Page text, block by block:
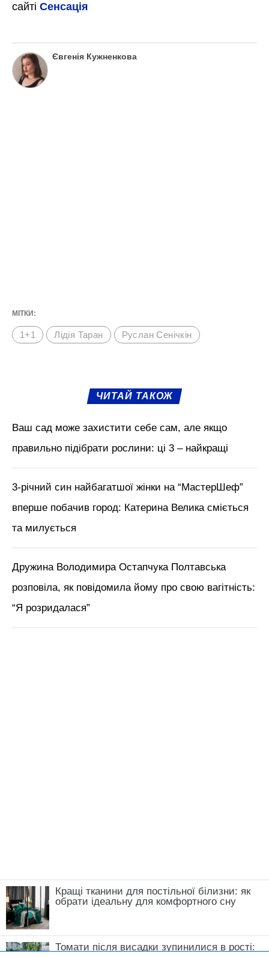
сайті Сенсація
Євгенія Кужненкова
МІТКИ:
1+1 Лідія Таран Руслан Сенічкін
ЧИТАЙ ТАКОЖ
Ваш сад може захистити себе сам, але якщо
правильно підібрати рослини: ці 3 – найкращі
3-річний син найбагатшої жінки на “МастерШеф”
вперше побачив город: Катерина Велика сміється
та милується
Дружина Володимира Остапчука Полтавська
розповіла, як повідомила йому про свою вагітність:
“Я розридалася”
Кращі тканини для постільної білизни: як
обрати ідеальну для комфортного сну
Томати після висадки зупинилися в рості: